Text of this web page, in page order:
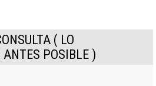
( LO
ANTES POSIBLE )